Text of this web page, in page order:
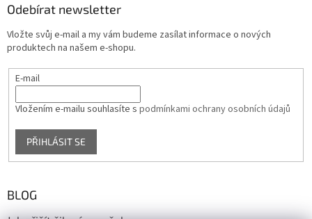
Odebírat newsletter
Vložte svůj e-mail a my vám budeme zasílat informace o nových
produktech na našem e-shopu.
E-mail
Vložením e-mailu souhlasíte s podmínkami ochrany osobních údajů
PŘIHLÁSIT SE
BLOG